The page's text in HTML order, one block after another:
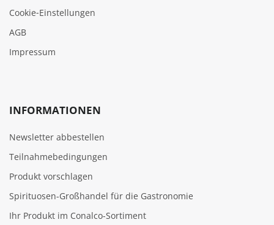
Cookie‑Einstellungen
AGB
Impressum
INFORMATIONEN
Newsletter abbestellen
Teilnahmebedingungen
Produkt vorschlagen
Spirituosen-Großhandel für die Gastronomie
Ihr Produkt im Conalco-Sortiment